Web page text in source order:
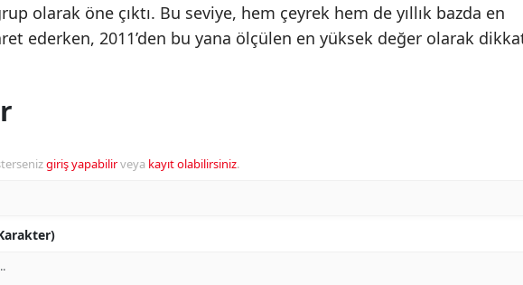
olarak öne çıktı. Bu seviye, hem çeyrek hem de yıllık bazda en
ederken, 2011’den bu yana ölçülen en yüksek değer olarak
giriş yapabilirveya kayıt olabilirsiniz.